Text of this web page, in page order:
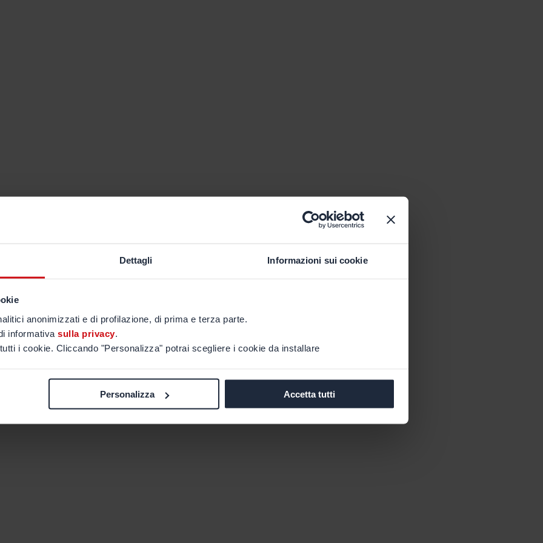
Dettagli Informazioni sui cookie
anonimizzati e di profilazione, di prima e terza parte.
informativa sulla privacy.
i cookie. Cliccando "Personalizza" potrai scegliere i cookie da installare
Personalizza Accetta tutti